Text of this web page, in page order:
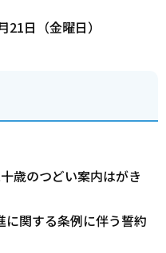
日（金曜日）
歳のつどい案内はがき
に関する条例に伴う誓約